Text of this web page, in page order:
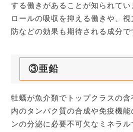
する働きがあることが知られて
ロールの吸収を抑える働きや、
防などの効果も期待される成分で
③亜鉛
牡蠣が魚介類でトップクラスの
内のタンパク質の合成や免疫機
ンの分泌に必要不可欠なミネラ